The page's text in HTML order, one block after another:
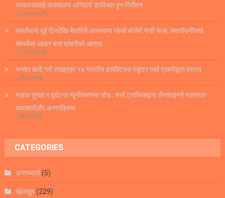
प्रदायकलाई छलफलमा अनिवार्य उपस्थित हुन निर्देशन
१५ घण्टा अगाडि
पथलैयामा दुई दिनदेखि बेवारिसे अवस्थामा रहेको बोलेरो गाडी फेला, सवारीधनीलाई
सम्पर्कमा आउन बारा प्रहरीको आग्रह
१६ घण्टा अगाडि
भन्सार छली गरी ल्याइएका १४ भारतीय इलेक्ट्रिक स्कुटर पर्सा प्रहरीद्वारा बरामद
२ दिन अगाडि
सडक सुरक्षा र दुर्घटना न्यूनीकरणमा जोड : पर्सा ट्राफिकद्वारा तीनपाङ्ग्रे यातायात
व्यवसायीसँग अन्तरक्रिया
२ दिन अगाडि
CATEGORIES
अन्तरबार्ता(5)
खेलखुद(229)